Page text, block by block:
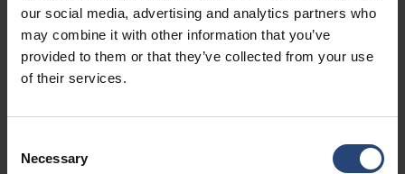
our social media, advertising and analytics partners who
may combine it with other information that you’ve
provided to them or that they’ve collected from your use
of their services.
Selection
Necessary
Hanover Park, IL 60133
+1 630-451-5345 x50103
Mostrar no mapa
Contato